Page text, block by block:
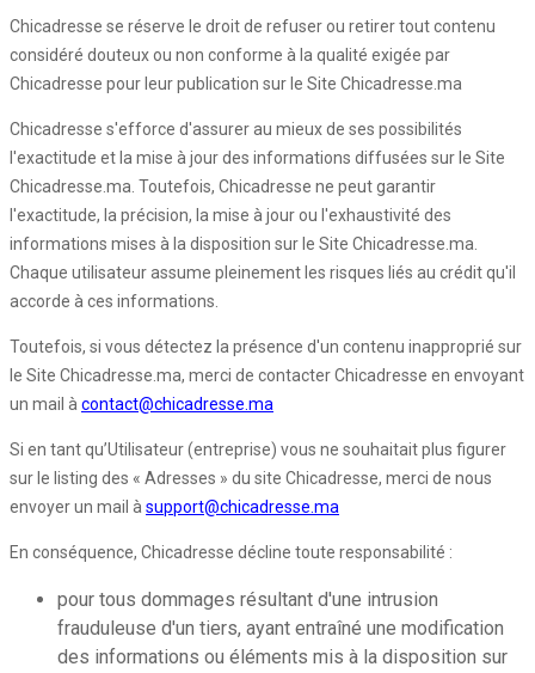
Chicadresse se réserve le droit de refuser ou retirer tout contenu
considéré douteux ou non conforme à la qualité exigée par
Chicadresse pour leur publication sur le Site Chicadresse.ma
Chicadresse s'efforce d'assurer au mieux de ses possibilités
l'exactitude et la mise à jour des informations diffusées sur le Site
Chicadresse.ma. Toutefois, Chicadresse ne peut garantir
l'exactitude, la précision, la mise à jour ou l'exhaustivité des
informations mises à la disposition sur le Site Chicadresse.ma.
Chaque utilisateur assume pleinement les risques liés au crédit qu'il
accorde à ces informations.
Toutefois, si vous détectez la présence d'un contenu inapproprié sur
le Site Chicadresse.ma, merci de contacter Chicadresse en envoyant
un mail àcontact@chicadresse.ma
Si en tant qu’Utilisateur (entreprise) vous ne souhaitait plus figurer
sur le listing des « Adresses » du site Chicadresse, merci de nous
envoyer un mail àsupport@chicadresse.ma
En conséquence, Chicadresse décline toute responsabilité :
pour tous dommages résultant d'une intrusion
frauduleuse d'un tiers, ayant entraîné une modification
des informations ou éléments mis à la disposition sur